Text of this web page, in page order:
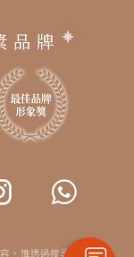
品牌
。惟透過搜尋